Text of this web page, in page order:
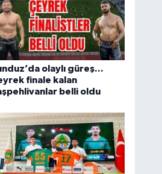
olaylı güreş...
finale kalan
belli oldu